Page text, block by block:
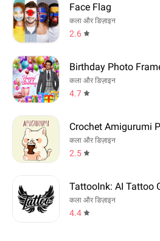
Face Flag
कला और डिज़ाइन
2.6
Birthday Photo
कला और डिज़ाइन
4.7
Crochet Amigurumi
कला और डिज़ाइन
2.5
TattooInk: AI Tattoo
कला और डिज़ाइन
4.4